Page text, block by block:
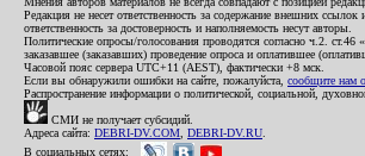
Редакция не несет ответственность за содержание внешних
ответственность за достоверность и наполняемость несут авторы.
Политические опросы/голосования проводятся согласно ч.2.
заказавшее (заказавших) проведение опроса и оплатившее
Часовой пояс сервера UTC+11 (AEST), фактически +8 мск.
Если вы обнаружили ошибки на сайте, пожалуйста, сообщите нам
Распространение информации о политической, социальной,
СМИ не получает субсидий.
Адреса сайта: DEBRI-DV.COM DEBRI-DV.RU
В социальных сетях: